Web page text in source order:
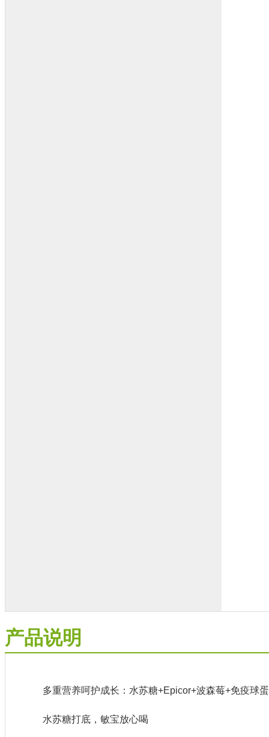
产品说明
多重营养呵护成长：水苏糖+Epicor+波森莓+免疫球蛋
水苏糖打底，敏宝放心喝